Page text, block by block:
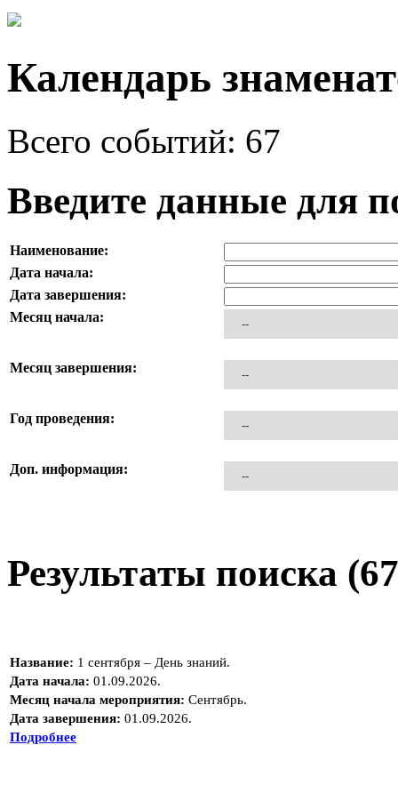
Календарь
Всего событий: 67
Введите данные для
Наименование:
Дата начала:
Дата завершения:
Месяц начала:
Месяц завершения:
Год проведения:
Доп. информация:
Результаты поиска
Название: 1 сентября – День знаний.
Дата начала: 01.09.2026.
Месяц начала мероприятия: Сентябрь.
Дата завершения: 01.09.2026.
Подробнее